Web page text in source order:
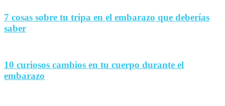
7 cosas sobre tu tripa en el embarazo que deberías
saber
10 curiosos cambios en tu cuerpo durante el
embarazo